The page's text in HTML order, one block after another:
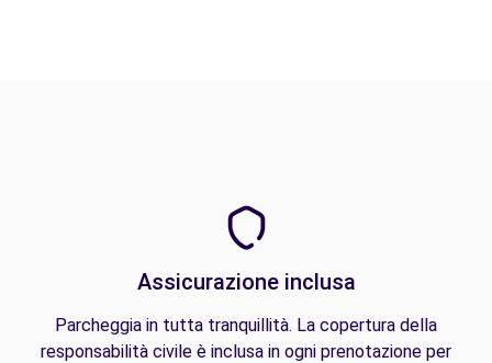
Assicurazione inclusa
Parcheggia in tutta tranquillità. La copertura della
responsabilità civile è inclusa in ogni prenotazione per